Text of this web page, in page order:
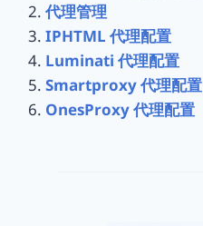
代理管理
IPHTML 代理配置
Luminati 代理配置
Smartproxy 代理配置
OnesProxy 代理配置